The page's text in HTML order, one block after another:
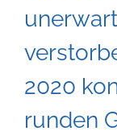
2020
runden